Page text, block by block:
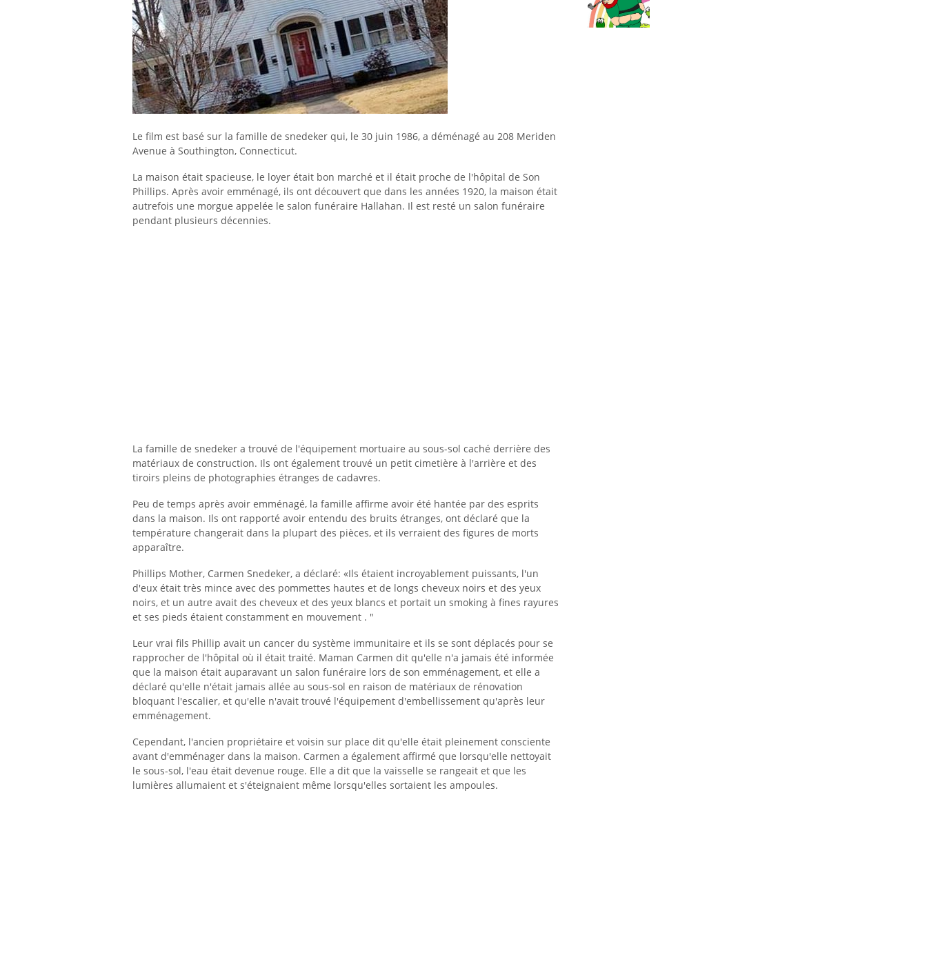
Le film est basé sur la famille de snedeker qui, le 30 juin 1986, a déménagé au 208 Meriden
Avenue à Southington, Connecticut.
La maison était spacieuse, le loyer était bon marché et il était proche de l'hôpital de Son
Phillips. Après avoir emménagé, ils ont découvert que dans les années 1920, la maison était
autrefois une morgue appelée le salon funéraire Hallahan. Il est resté un salon funéraire
pendant plusieurs décennies.
La famille de snedeker a trouvé de l'équipement mortuaire au sous-sol caché derrière des
matériaux de construction. Ils ont également trouvé un petit cimetière à l'arrière et des
tiroirs pleins de photographies étranges de cadavres.
Peu de temps après avoir emménagé, la famille affirme avoir été hantée par des esprits
dans la maison. Ils ont rapporté avoir entendu des bruits étranges, ont déclaré que la
température changerait dans la plupart des pièces, et ils verraient des figures de morts
apparaître.
Phillips Mother, Carmen Snedeker, a déclaré: «Ils étaient incroyablement puissants, l'un
d'eux était très mince avec des pommettes hautes et de longs cheveux noirs et des yeux
noirs, et un autre avait des cheveux et des yeux blancs et portait un smoking à fines rayures
et ses pieds étaient constamment en mouvement . "
Leur vrai fils Phillip avait un cancer du système immunitaire et ils se sont déplacés pour se
rapprocher de l'hôpital où il était traité. Maman Carmen dit qu'elle n'a jamais été informée
que la maison était auparavant un salon funéraire lors de son emménagement, et elle a
déclaré qu'elle n'était jamais allée au sous-sol en raison de matériaux de rénovation
bloquant l'escalier, et qu'elle n'avait trouvé l'équipement d'embellissement qu'après leur
emménagement.
Cependant, l'ancien propriétaire et voisin sur place dit qu'elle était pleinement consciente
avant d'emménager dans la maison. Carmen a également affirmé que lorsqu'elle nettoyait
le sous-sol, l'eau était devenue rouge. Elle a dit que la vaisselle se rangeait et que les
lumières allumaient et s'éteignaient même lorsqu'elles sortaient les ampoules.